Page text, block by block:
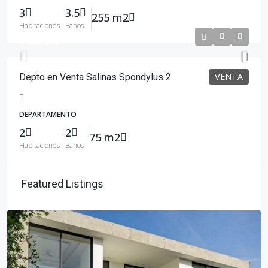
3
Habitaciones
3.5
Baños
255 m2
VENTA
Depto en Venta Salinas Spondylus 2
DEPARTAMENTO
2
Habitaciones
2
Baños
75 m2
Featured Listings